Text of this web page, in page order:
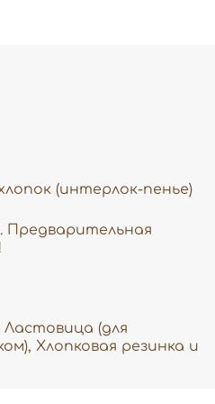
комфортная евро-
конструкция c
пространство для
свободу движений.
с бодиком,
а при желании образ можно
или чепчиком в тон.
для дома, прогулок и сна!
(интерлок-пенье)
Предварительная
(для
Хлопковая резинка и